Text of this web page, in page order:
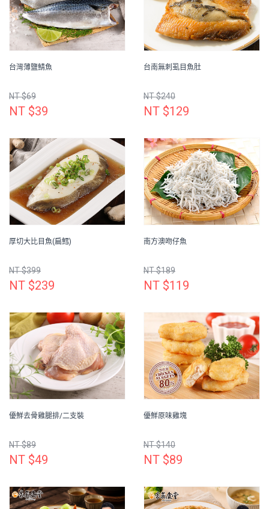
台灣薄鹽鯖魚
NT $69
NT $39
台南無刺虱目魚肚
NT $240
NT $129
厚切大比目魚(扁鱈)
NT $399
NT $239
南方澳吻仔魚
NT $189
NT $119
優鮮去骨雞腿排/二支裝
NT $89
NT $49
優鮮原味雞塊
NT $140
NT $89